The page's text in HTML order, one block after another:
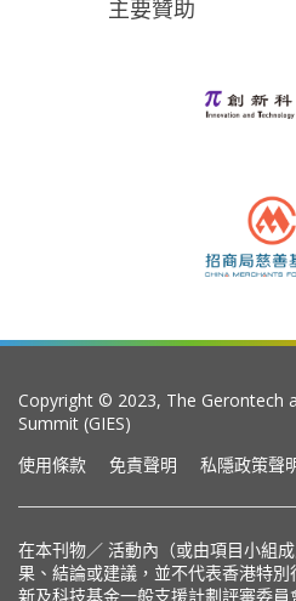
主要贊助
Copyright © 2023, The Gerontech
Summit (GIES)
使用條款
免責聲明 私隱政策聲
在本刊物／ 活動內（或由項目小組
果、結論或建議，並不代表香港特
新及科技基金一般支援計劃評審委員